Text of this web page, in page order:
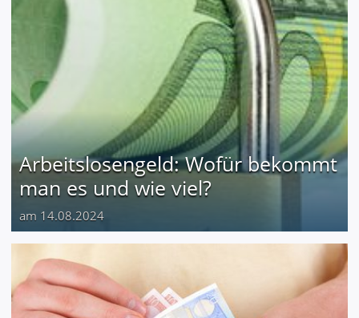
Arbeitslosengeld: Wofür bekommt
man es und wie viel?
am 14.08.2024